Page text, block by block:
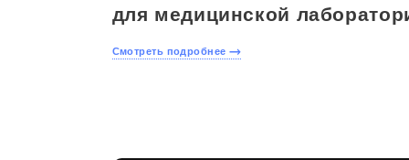
для медицинской
Смотреть подробнее